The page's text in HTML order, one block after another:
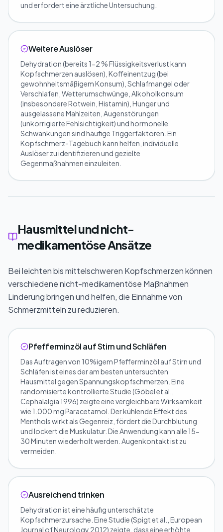
und erfordert eine ärztliche Untersuchung.
Weitere Auslöser
Dehydration (bereits 1-2 % Flüssigkeitsverlust kann
Kopfschmerzen auslösen), Koffeinentzug (bei
gewohnheitsmäßigem Konsum), Schlafmangel oder
Verschlafen, Wetterumschwünge, Alkoholkonsum
(insbesondere Rotwein, Histamin), Hunger und
ausgelassene Mahlzeiten, Augenstörungen
(unkorrigierte Fehlsichtigkeit) und hormonelle
Schwankungen sind häufige Triggerfaktoren. Ein
Kopfschmerz-Tagebuch kann helfen, individuelle
Auslöser zu identifizieren und gezielte
Gegenmaßnahmen einzuleiten.
Hausmittel und nicht-
medikamentöse Ansätze
Bei leichten bis mittelschweren Kopfschmerzen können
verschiedene nicht-medikamentöse Maßnahmen
Linderung bringen und helfen, die Einnahme von
Schmerzmitteln zu reduzieren.
Pfefferminzöl auf Stirn und Schläfen
Das Auftragen von 10%igem Pfefferminzöl auf Stirn und
Schläfen ist eines der am besten untersuchten
Hausmittel gegen Spannungskopfschmerzen. Eine
randomisierte kontrollierte Studie (Göbel et al.,
Cephalalgia 1996) zeigte eine vergleichbare Wirksamkeit
wie 1.000 mg Paracetamol. Der kühlende Effekt des
Menthols wirkt als Gegenreiz, fördert die Durchblutung
und lockert die Muskulatur. Die Anwendung kann alle 15-
30 Minuten wiederholt werden. Augenkontakt ist zu
vermeiden.
Ausreichend trinken
Dehydration ist eine häufig unterschätzte
Kopfschmerzursache. Eine Studie (Spigt et al., European
Journal of Neurology 2012) zeigte, dass eine erhöhte